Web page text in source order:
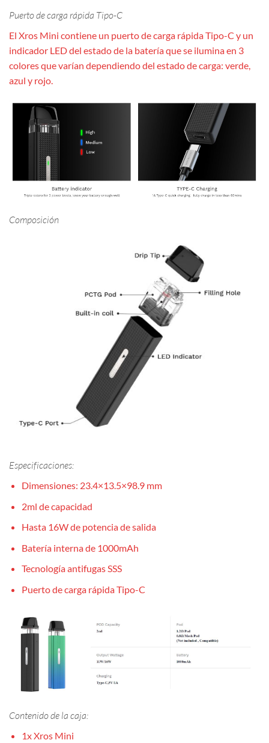
Puerto de carga rápida Tipo-C
El Xros Mini contiene un puerto de carga rápida Tipo-C y un
indicador LED del estado de la batería que se ilumina en 3
colores que varían dependiendo del estado de carga: verde,
azul y rojo.
Composición
Especificaciones:
Dimensiones: 23.4×13.5×98.9 mm
2ml de capacidad
Hasta 16W de potencia de salida
Batería interna de 1000mAh
Tecnología antifugas SSS
Puerto de carga rápida Tipo-C
Contenido de la caja:
1x Xros Mini